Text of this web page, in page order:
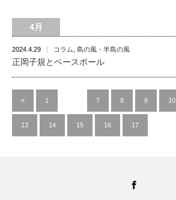
4月
2024.4.29 コラム 島の風・半島の風
正岡子規とベースボール
« 1 7 8 9 10
13 14 15 16 17